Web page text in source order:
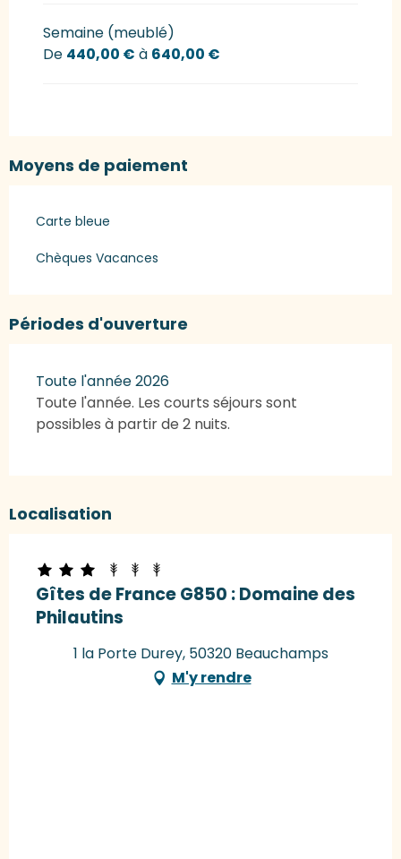
Semaine (meublé)
De 440,00 € à 640,00 €
Moyens de paiement
Carte bleue
Chèques Vacances
Périodes d'ouverture
Toute l'année 2026
Toute l'année. Les courts séjours sont
possibles à partir de 2 nuits.
Localisation
Gîtes de France G850 : Domaine des
Philautins
1 la Porte Durey, 50320 Beauchamps
M'y rendre